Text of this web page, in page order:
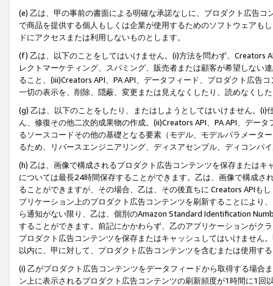
(e) 乙は、甲の事前の書面による明確な承諾なしに、プロダクト広告
で商品を提供する個人もしくは企業が使用するためのソフトウェアも
ドにアクセスまたは利用しないものとします。
(f) 乙は、以下のことをしてはいけません。(i)方法を問わず、Creators
レクトマーケティング、スパミング、販売者または顧客が希望しない
ること、(iii)Creators API、PA API、データフィード、プロダクト広告
一切の表示を、削除、隠蔽、変更または見えなくしたり、読めなくし
(g) 乙は、以下のことをしたり、またはしようとしてはいけません。
ん、修復その他二次的成果物の作成。(ii)Creators API、PA API、デー
るソースコードその他の基礎となる要素（モデル、モデルパラメータ
るため、リバースエンジニアリング、ディスアセンブル、ディコンパ
(h) 乙は、画像で構成されるプロダクト広告コンテンツを保存または
については最長24時間保存することができます。乙は、画像で構成
ることができますが、その場合、乙は、その後直ちに Creators APIも
プリケーション上のプロダクト広告コンテンツを刷新することにより
ら通知がない限り、乙は、個別のAmazon Standard Identification
することができます。前記にかかわらず、乙のアプリケーションがク
プロダクト広告コンテンツを保存またはキャッシュしてはいけません
以内に、甲に対して、プロダクト広告コンテンツを含むまたは使用す
(i) 乙がプロダクト広告コンテンツをデータフィードから取得する場合
ン上に表示されるプロダクト広告コンテンツの刷新頻度が1時間に1